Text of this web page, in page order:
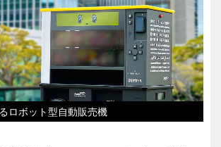
ロボット型自動販売機